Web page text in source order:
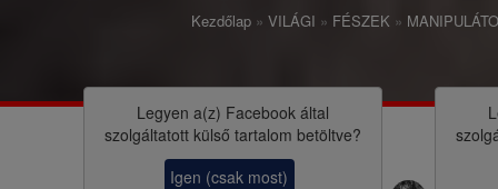
n
i
o
Kezdőlap VILÁGI FÉSZEK
Legyen a(z) Facebook által
szolgáltatott külső tartalom betöltve?
Igen (csak most)